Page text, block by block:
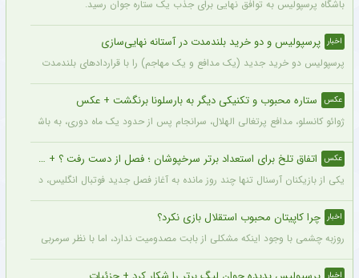
عکس سرگیجه مهدی تارتار از این اتفاق جالب در پرسپولیس + عکس
بازیکنان خط میانی پرسپولیس، کار دشواری برای قرار گرفتن در ترکیب ثابت این تیم
اخبار اقدام جدید نقل و انتقالاتی پرسپولیس ؛ گزینه جذاب سرخپوش می شود؟
باشگاه پرسپولیس به توافق نهایی برای جذب یک ستاره جوان رسید.
اخبار پرسپولیس و دو خرید بلندمدت در آستانه نهایی‌سازی
پرسپولیس دو خرید جدید (یک مدافع و یک مهاجم) را با قراردادهای بلندمدت نهایی کرده
عکس ستاره محبوب و تکنیکی دیگر به بارسلونا برنگشت + عکس
ژوائو کانسلو، مدافع پرتغالی الهلال، سرانجام پس از حدود یک ماه دوری، به باشگاه
عکس اتفاق تلخ برای استعداد برتر سرخپوشان ؛ فصل از دست رفت ؟ + عکس
یکی از بازیکنان آرسنال تنها چند روز مانده به آغاز فصل جدید فوتبال انگلیس، دچار